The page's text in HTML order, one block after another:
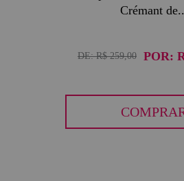
Crémant
DE:R$ 259,00 POR: